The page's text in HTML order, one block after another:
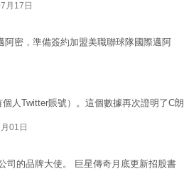
月17日
阿密，準備簽約加盟美職聯球隊國際邁阿
個人Twitter賬號）。這個數據再次證明了C朗
01日
司的品牌大使。 巨星傳奇月底更新招股書